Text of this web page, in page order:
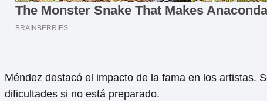
Méndez destacó el impacto de la fama en los artistas.
dificultades si no está preparado.